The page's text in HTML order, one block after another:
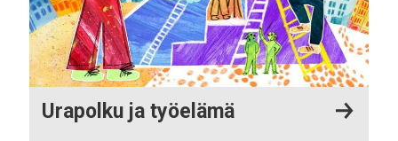
Urapolku ja työelämä